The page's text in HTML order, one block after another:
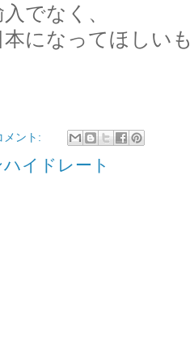
でなく、
になってほしい
メント:
イドレート